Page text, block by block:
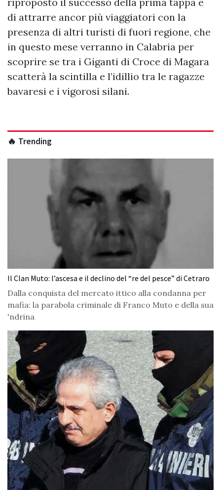
di attrarre ancor più viaggiatori con la
presenza di altri turisti di fuori regione, che
in questo mese verranno in Calabria per
scoprire se tra i Giganti di Croce di Magara
scatterà la scintilla e l’idillio tra le ragazze
bavaresi e i vigorosi silani.
🔥 Trending
Il Clan Muto: l’ascesa e il declino del “re del pesce” di Cetraro
Dalla conquista del mercato ittico alla condanna per
mafia: la parabola criminale di Franco Muto e della sua
'ndrina